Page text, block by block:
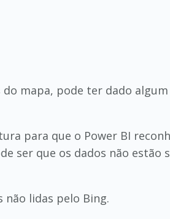
mapa, pode ter dado
para que o Power BI
ser que os dados não estão
não lidas pelo Bing.